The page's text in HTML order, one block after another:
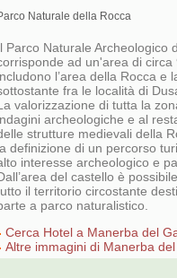
Naturale della Rocca
Parco Naturale Archeologico
ad un'area di circa
l’area della Rocca e
fra le località di
valorizzazione di tutta la
archeologiche e al
strutture medievali della
definizione di un percorso
interesse archeologico e
del castello è
il territorio circostante
a parco naturalistico.
Cerca Hotel a Manerba del
Altre immagini di Manerba